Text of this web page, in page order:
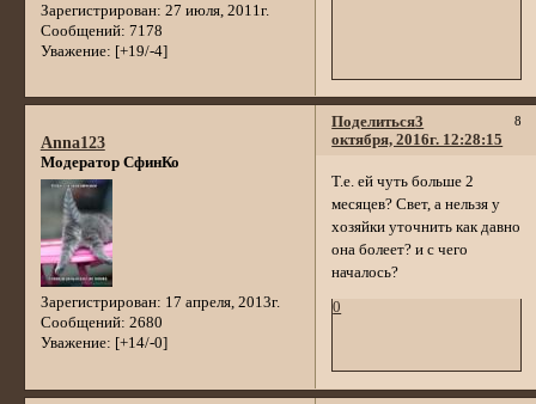
Зарегистрирован: 27 июля, 2011г.
Сообщений: 7178
Уважение: [+19/-4]
Поделиться 8
3
октября, 2016г. 12:28:15
Anna123
Модератор СфинКо
Зарегистрирован: 17 апреля, 2013г.
Сообщений: 2680
Уважение: [+14/-0]
Т.е. ей чуть больше 2
месяцев? Свет, а нельзя у
хозяйки уточнить как давно
она болеет? и с чего
началось?
0